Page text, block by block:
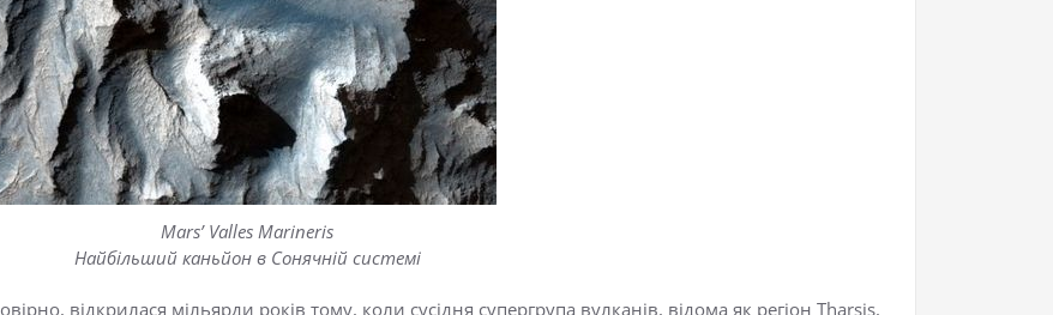
Mars’ Valles Marineris
Найбільший каньйон в Сонячній системі
відкрилася мільярди років тому, коли сусідня супергрупа вулканів, відома як регіон Tharsis,